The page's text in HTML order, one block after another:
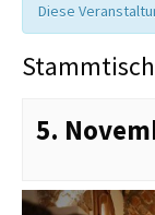
Diese
5.